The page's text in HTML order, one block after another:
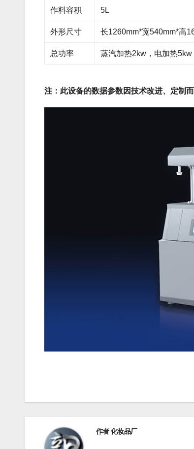
作料容积 5L
外形尺寸 长1260mm*宽540mm*高
总功率 蒸汽加热2kw，电加热5kw
注：此设备的数据参数因技术改进、定制
航
作者化妆品厂